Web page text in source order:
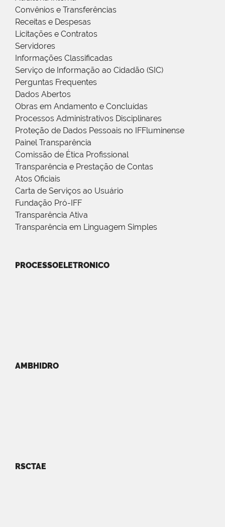
Convênios e Transferências
Receitas e Despesas
Licitações e Contratos
Servidores
Informações Classificadas
Serviço de Informação ao Cidadão (SIC)
Perguntas Frequentes
Dados Abertos
Obras em Andamento e Concluídas
Processos Administrativos Disciplinares
Proteção de Dados Pessoais no IFFluminense
Painel Transparência
Comissão de Ética Profissional
Transparência e Prestação de Contas
Atos Oficiais
Carta de Serviços ao Usuário
Fundação Pró-IFF
Transparência Ativa
Transparência em Linguagem Simples
PROCESSOELETRONICO
AMBHIDRO
RSCTAE